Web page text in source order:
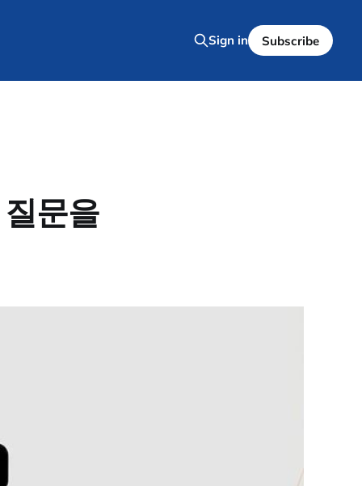
Sign in Subscribe
문을